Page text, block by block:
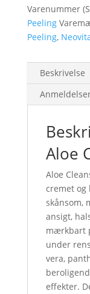
Varenummer
Peeling
Peeling,
Beskrivelse
Aloe
Aloe
cremet og
skånsom,
ansigt,
mærkbart
under
vera,
effekter.